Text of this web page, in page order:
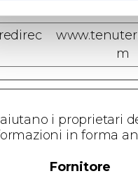
m
i proprietari
in forma
Fornitore